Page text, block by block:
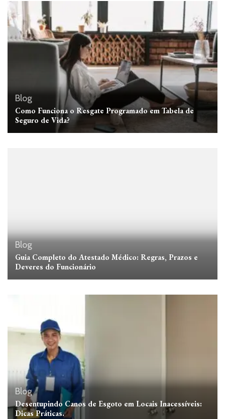
Blog
Como Funciona o Resgate Programado em Tabela de
Seguro de Vida?
Blog
Guia Completo do Atestado Médico: Regras, Prazos e
Deveres do Funcionário
Blog
Desentupindo Canos de Esgoto em Locais Inacessíveis:
Dicas Práticas.